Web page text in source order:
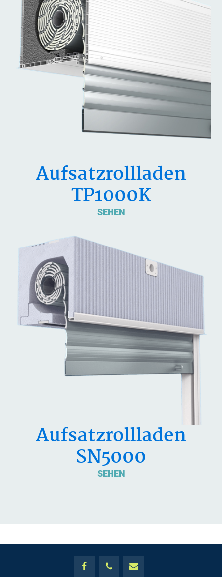
Aufsatzrollladen
TP1000K
SEHEN
Aufsatzrollladen
SN5000
SEHEN